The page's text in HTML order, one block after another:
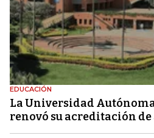
EDUCACIÓN
La Universidad
renovó su acreditación